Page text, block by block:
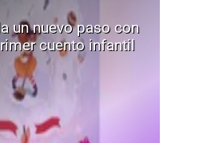
un nuevo paso con
cuento infantil